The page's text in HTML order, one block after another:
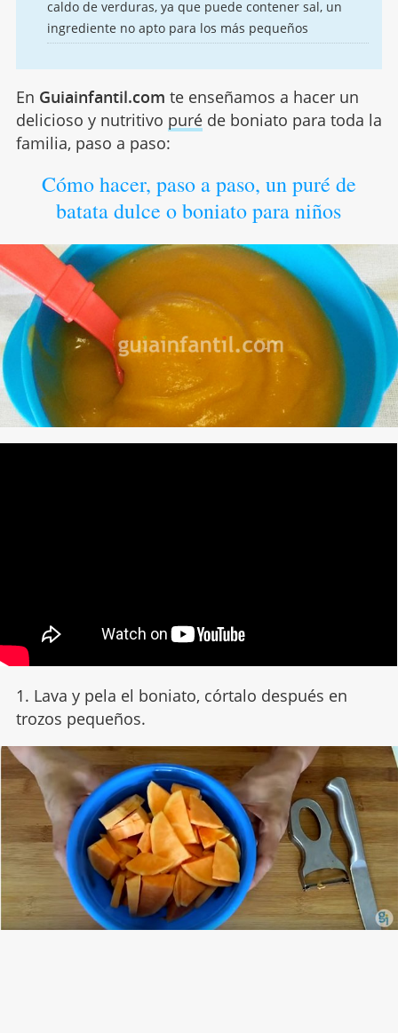
caldo de verduras, ya que puede contener sal, un
ingrediente no apto para los más pequeños
En Guiainfantil.com te enseñamos a hacer un
delicioso y nutritivo puréde boniato para toda la
familia, paso a paso:
Cómo hacer, paso a paso, un puré de
batata dulce o boniato para niños
1. Lava y pela el boniato, córtalo después en
trozos pequeños.